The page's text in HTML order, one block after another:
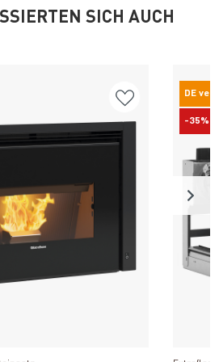
SICH AUCH
DE
-35%